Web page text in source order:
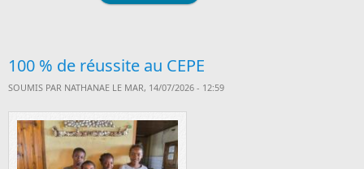
100 % de réussite au CEPE
SOUMIS PAR NATHANAE LE MAR, 14/07/2026 - 12:59